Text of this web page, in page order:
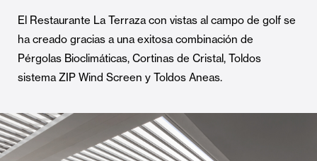
El Restaurante La Terraza con vistas al campo de golf se
ha creado gracias a una exitosa combinación de
Pérgolas Bioclimáticas, Cortinas de Cristal, Toldos
sistema ZIP Wind Screen y Toldos Aneas.